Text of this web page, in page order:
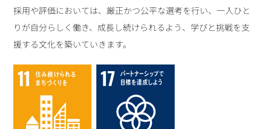
採用や評価においては、厳正かつ公平な選考を行い、一人ひと
りが自分らしく働き、成長し続けられるよう、学びと挑戦を支
援する文化を築いていきます。